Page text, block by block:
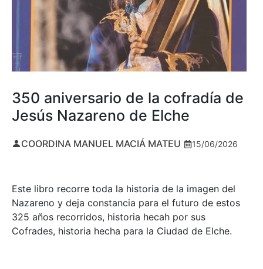
350 aniversario de la cofradía de
Jesús Nazareno de Elche
COORDINA MANUEL MACIÁ MATEU 15/06/2026
Este libro recorre toda la historia de la imagen del
Nazareno y deja constancia para el futuro de estos
325 años recorridos, historia hecah por sus
Cofrades, historia hecha para la Ciudad de Elche.